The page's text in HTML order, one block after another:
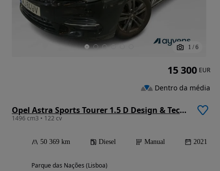
1 / 6
Opel Astra Sports Tourer 1.5 D Design & Tech S/S
1496 cm3 • 122 cv
50 369 km Diesel Manual 2021
Parque das Nações (Lisboa)
15 300 EUR
Dentro da média